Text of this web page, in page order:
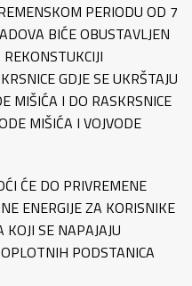
PERIODU OD 7
BIĆE OBUSTAVLJEN
GDJE SE UKRŠTAJU
MIŠIĆA I DO RASKRSNICE
MIŠIĆA I VOJVODE
ĆE DO PRIVREMENE
ENERGIJE ZA KORISNIKE
SE NAPAJAJU
PODSTANICA